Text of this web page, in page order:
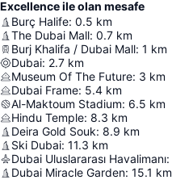
Excellence ile olan mesafe
Burç Halife: 0.5 km
The Dubai Mall: 0.7 km
Burj Khalifa / Dubai Mall: 1 km
Dubai: 2.7 km
Museum Of The Future: 3 km
Dubai Frame: 5.4 km
Al-Maktoum Stadium: 6.5 km
Hindu Temple: 8.3 km
Deira Gold Souk: 8.9 km
Ski Dubai: 11.3 km
Dubai Uluslararası Havalimanı:
Dubai Miracle Garden: 15.1 km